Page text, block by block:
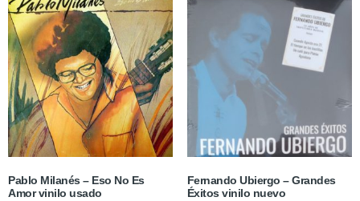
Pablo Milanés – Eso No Es
Amor vinilo usado
Fernando Ubiergo – Grandes
Éxitos vinilo nuevo